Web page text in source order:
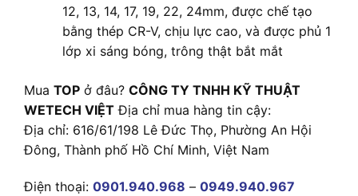
12, 13, 14, 17, 19, 22, 24mm, được chế tạo
bằng thép CR-V, chịu lực cao, và được phủ 1
lớp xi sáng bóng, trông thật bắt mắt
Mua TOP ở đâu? CÔNG TY TNHH KỸ THUẬT
WETECH VIỆT Địa chỉ mua hàng tin cậy:
Địa chỉ: 616/61/198 Lê Đức Thọ, Phường An Hội
Đông, Thành phố Hồ Chí Minh, Việt Nam
Điện thoại: 0901.940.968 – 0949.940.967